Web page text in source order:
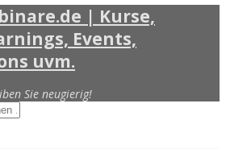
Sie neugierig!